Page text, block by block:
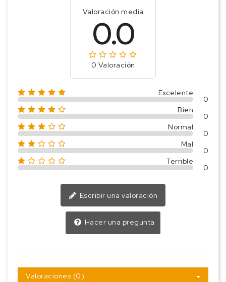
Valoración media
0.0
0 Valoración
Excelente
0
Bien
0
Normal
0
Mal
0
Terrible
0
Escribir una valoración
Hacer una pregunta
Valoraciones (0)